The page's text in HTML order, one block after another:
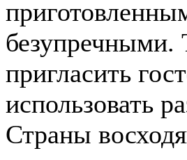
безупречными.
пригласить
использовать
Страны